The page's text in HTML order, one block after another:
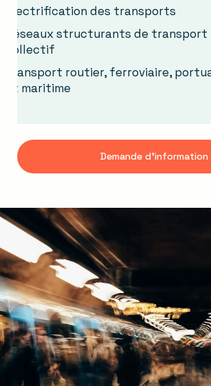
des transports
structurants de transport
routier, ferroviaire, portuaire
Demande d'information